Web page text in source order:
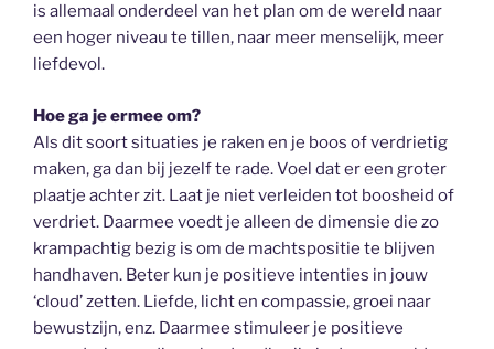
is allemaal onderdeel van het plan om de wereld naar
een hoger niveau te tillen, naar meer menselijk, meer
liefdevol.
Hoe ga je ermee om?
Als dit soort situaties je raken en je boos of verdrietig
maken, ga dan bij jezelf te rade. Voel dat er een groter
plaatje achter zit. Laat je niet verleiden tot boosheid of
verdriet. Daarmee voedt je alleen de dimensie die zo
krampachtig bezig is om de machtspositie te blijven
handhaven. Beter kun je positieve intenties in jouw
‘cloud’ zetten. Liefde, licht en compassie, groei naar
bewustzijn, enz. Daarmee stimuleer je positieve